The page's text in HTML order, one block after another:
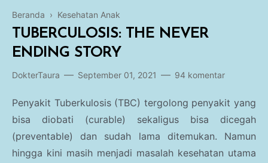
Blogging
Breastfeeding
Perawatan Bayi
Imunisasi
Tumbuh Kembang
Parenting
Beranda › Kesehatan Anak
TUBERCULOSIS: THE NEVER
ENDING STORY
DokterTaura September 01, 2021 94 komentar
Penyakit Tuberkulosis (TBC) tergolong penyakit yang
bisa diobati (curable) sekaligus bisa dicegah
(preventable) dan sudah lama ditemukan. Namun
hingga kini masih menjadi masalah kesehatan utama